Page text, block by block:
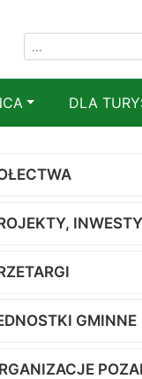
DLA
GMINNE